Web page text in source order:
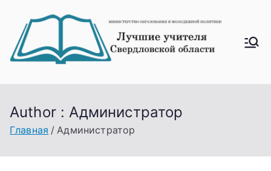
содержимому
Лучш
Author :Администратор
Главная Администратор